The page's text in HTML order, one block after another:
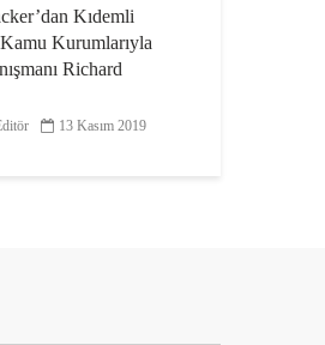
Kıdemli
Kurumlarıyla
Richard
taahhütlere
13 Kasım 2019